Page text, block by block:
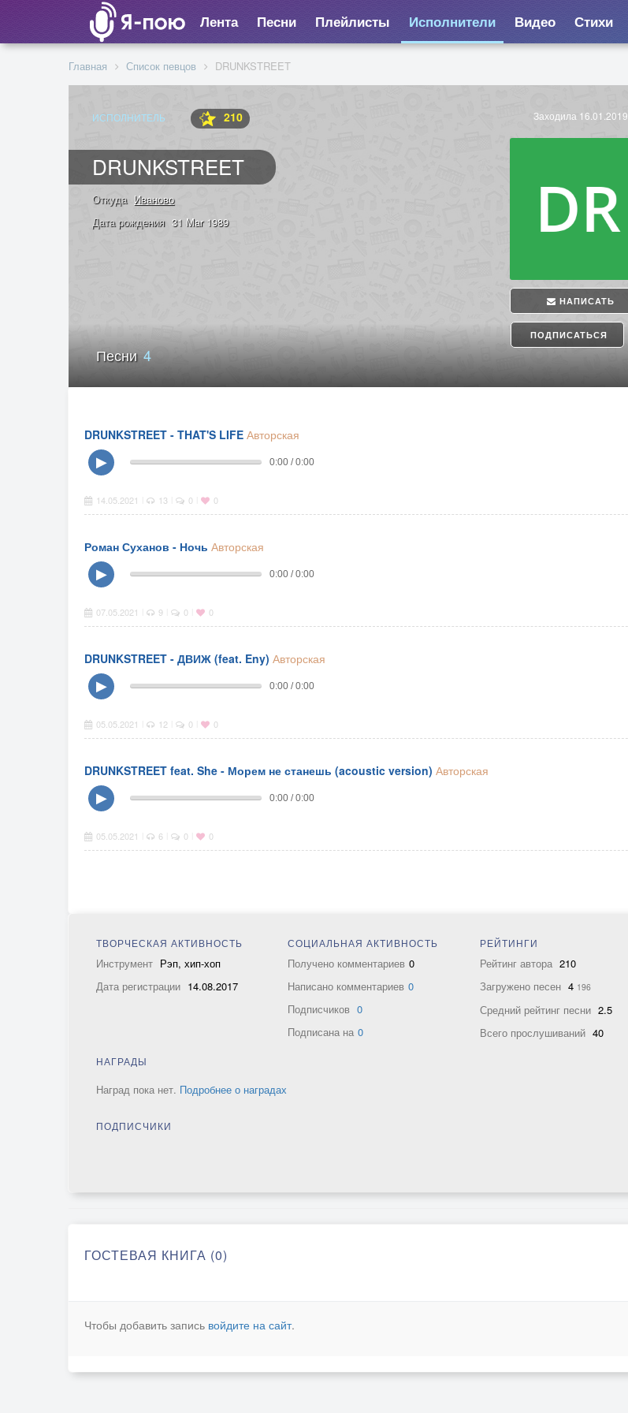
Лента Песни Плейлисты Исполнители Видео Стихи
Главная Список певцов DRUNKSTREET
ИСПОЛНИТЕЛЬ 210
DRUNKSTREET
Заходила 16.01.2019
НАПИСАТЬ
ПОДПИСАТЬСЯ
Откуда Иваново
Дата рождения 31 Mar 1989
Песни4
DRUNKSTREET - THAT'S LIFE Авторская
▶
0:00 / 0:00
14.05.2021 13 0 0
Роман Суханов - Ночь Авторская
▶
0:00 / 0:00
07.05.2021 9 0 0
DRUNKSTREET - ДВИЖ (feat. Eny) Авторская
▶
0:00 / 0:00
05.05.2021 12 0 0
DRUNKSTREET feat. She - Морем не станешь (acoustic version) Авторская
▶
0:00 / 0:00
05.05.2021 6 0 0
ТВОРЧЕСКАЯ АКТИВНОСТЬ
Инструмент Рэп, хип-хоп
Дата регистрации 14.08.2017
СОЦИАЛЬНАЯ АКТИВНОСТЬ
Получено комментариев 0
Написано комментариев 0
Подписчиков 0
Подписана на 0
РЕЙТИНГИ
Рейтинг автора 210
Загружено песен 4 196
Средний рейтинг песни 2.5
Всего прослушиваний 40
НАГРАДЫ
Наград пока нет. Подробнее о наградах
ПОДПИСЧИКИ
ГОСТЕВАЯ КНИГА (0)
Чтобы добавить запись войдите на сайт.